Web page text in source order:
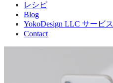
レシピ
Blog
YokoDesign LLC サービス
Contact